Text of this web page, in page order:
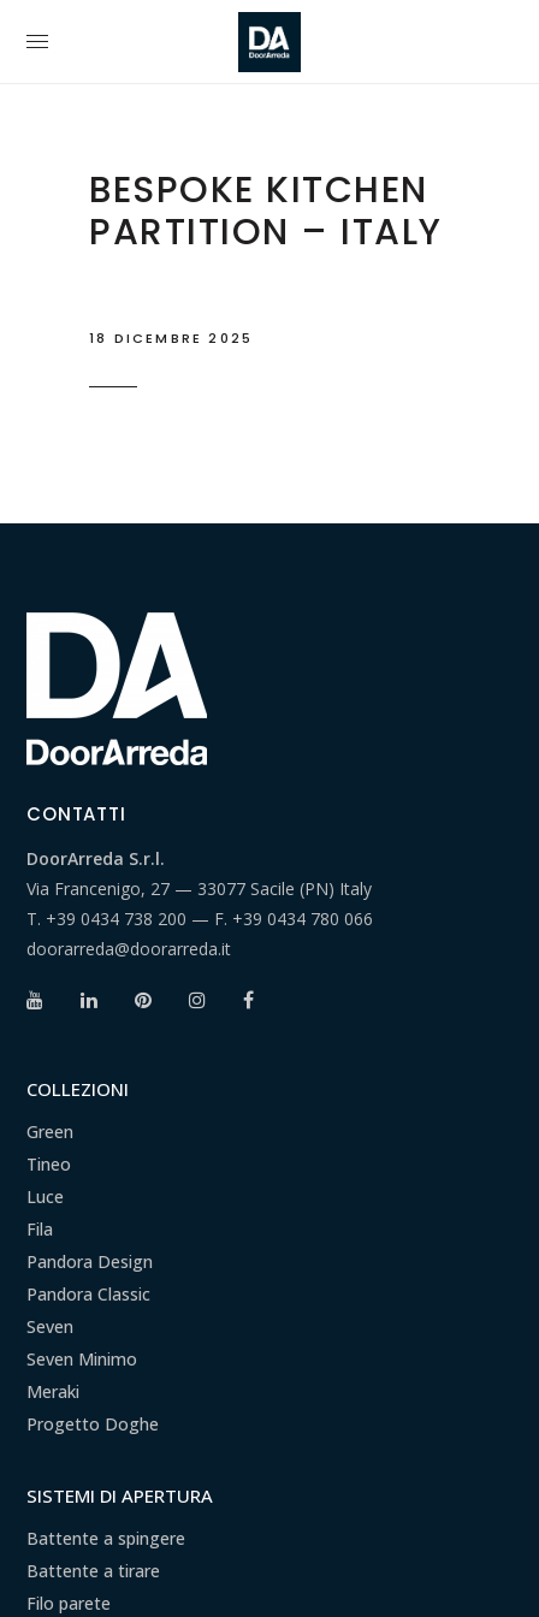
BESPOKE KITCHEN
PARTITION – ITALY
18 DICEMBRE 2025
CONTATTI
DoorArreda S.r.l.
Via Francenigo, 27 — 33077 Sacile (PN) Italy
T. +39 0434 738 200 — F. +39 0434 780 066
doorarreda@doorarreda.it
COLLEZIONI
Green
Tineo
Luce
Fila
Pandora Design
Pandora Classic
Seven
Seven Minimo
Meraki
Progetto Doghe
SISTEMI DI APERTURA
Battente a spingere
Battente a tirare
Filo parete